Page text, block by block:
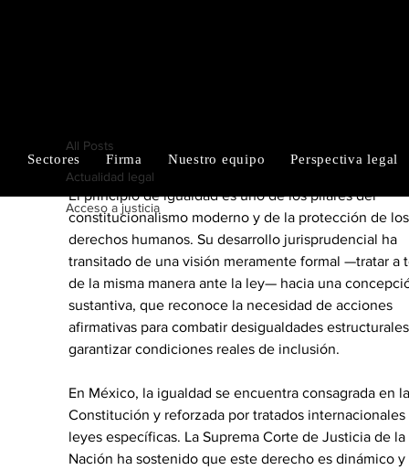
ALFARO & MORALES
Sectores Firma Nuestro equipo Perspectiva legal
All Posts
Actualidad legal
Acceso a justicia
Principio de igualdad y su
El principio de igualdad es uno de los pilares del
constitucionalismo moderno y de la protección de
derechos humanos. Su desarrollo jurisprudencial ha
transitado de una visión meramente formal —tratar a
de la misma manera ante la ley— hacia una
sustantiva, que reconoce la necesidad de acciones
afirmativas para combatir desigualdades
garantizar condiciones reales de inclusión.
En México, la igualdad se encuentra consagrada en
Constitución y reforzada por tratados
leyes específicas. La Suprema Corte de Justicia de la
Nación ha sostenido que este derecho es dinámico y